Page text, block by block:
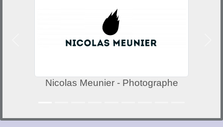
Nicolas Meunier - Photographe